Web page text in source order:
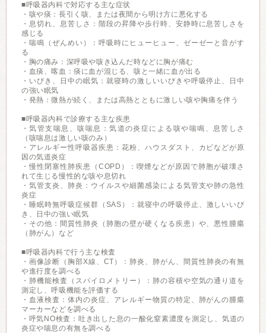
■呼吸器内科で対応する主な症状
・咳や痰：長引く咳、または夜間から明け方に悪化する
・息切れ、息苦しさ：階段の昇降や歩行時、安静時に息苦しさを
感じる
・喘鳴（ぜんめい）：呼吸時にヒューヒュー、ゼーゼーと音がす
る
・胸の痛み：深呼吸や咳き込んだ時などに胸が痛む
・血痰、喀血：痰に血が混じる、咳と一緒に血が出る
・いびき、日中の眠気：就寝時の激しいいびきや呼吸停止、日中
の強い眠気
・発熱：微熱が続く、または高熱とともに激しい咳や胸痛を伴う
■呼吸器内科で診療する主な疾患
・気管支喘息、咳喘息：気道の炎症による咳や喘鳴、息苦しさ
（咳喘息は激しい咳のみ）
・アレルギー性呼吸器疾患：花粉、ハウスダスト、カビなどが原
因の気道炎症
・慢性閉塞性肺疾患（COPD）：喫煙などが原因で肺胞が破壊さ
れて生じる慢性的な咳や息切れ
・気管支炎、肺炎：ウイルスや細菌感染による気管支や肺の急性
炎症
・睡眠時無呼吸症候群（SAS）：就寝中の呼吸停止、激しいいび
き、日中の強い眠気
・その他：間質性肺炎（肺胞の壁が硬くなる疾患）や、悪性腫瘍
（肺がん）など
■呼吸器内科で行う主な検査
・画像診断（胸部X線、CT）：肺炎、肺がん、間質性肺炎の有無
や進行度を調べる
・肺機能検査（スパイロメトリー）：肺の容積や空気の通り道を
測定し、呼吸機能を評価する
・血液検査：体内の炎症、アレルギー物質の特定、肺がんの腫瘍
マーカーなどを調べる
・呼気NO検査：吐き出した息の一酸化窒素濃度を測定し、気道の
炎症や喘息の有無を調べる